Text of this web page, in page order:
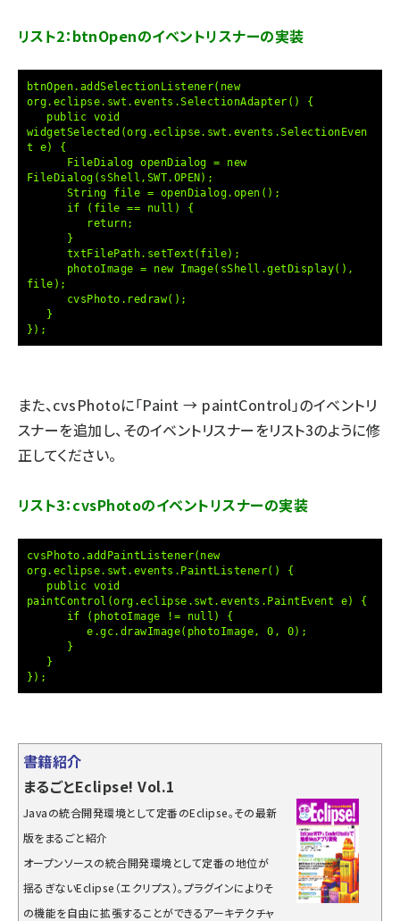
リスト2：btnOpenのイベントリスナーの実装
btnOpen.addSelectionListener(new
org.eclipse.swt.events.SelectionAdapter() {
public void
widgetSelected(org.eclipse.swt.events.SelectionEven
t e) {
FileDialog openDialog = new
FileDialog(sShell,SWT.OPEN);
String file = openDialog.open();
if (file == null) {
return;
}
txtFilePath.setText(file);
photoImage = new Image(sShell.getDisplay(),
file);
cvsPhoto.redraw();
}
});
また、cvsPhotoに「Paint → paintControl」のイベントリ
スナーを追加し、そのイベントリスナーをリスト3のように修
正してください。
リスト3：cvsPhotoのイベントリスナーの実装
cvsPhoto.addPaintListener(new
org.eclipse.swt.events.PaintListener() {
public void
paintControl(org.eclipse.swt.events.PaintEvent e) {
if (photoImage != null) {
e.gc.drawImage(photoImage, 0, 0);
}
}
});
書籍紹介
まるごとEclipse! Vol.1
Javaの統合開発環境として定番のEclipse。その最新
版をまるごと紹介
オープンソースの統合開発環境として定番の地位が
揺るぎないEclipse（エクリプス）。プラグインによりそ
の機能を自由に拡張することができるアーキテクチャ